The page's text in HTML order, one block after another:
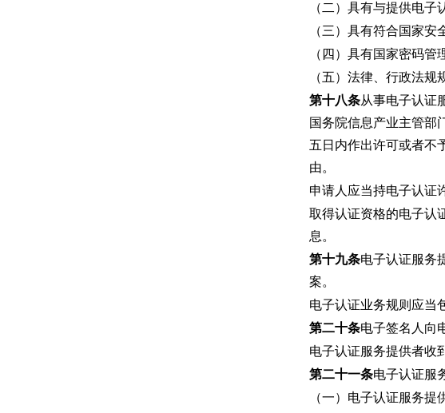
（二）具有与提供电子
（三）具有符合国家安
（四）具有国家密码管
（五）法律、行政法规
第十八条从事电子认证
国务院信息产业主管部
五日内作出许可或者不
由。
申请人应当持电子认证
取得认证资格的电子认
息。
第十九条电子认证服务
案。
电子认证业务规则应当
第二十条电子签名人向
电子认证服务提供者收
第二十一条电子认证服
（一）电子认证服务提